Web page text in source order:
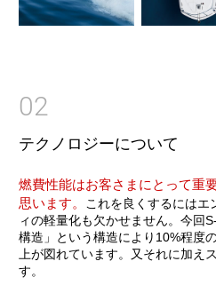
02
テクノロジーについて
燃費性能はお客さまにとって重
思います。
これを良くするにはエ
ィの軽量化も欠かせません。今回
構造」という構造により10%程度
上が図れています。又それに加え
す。